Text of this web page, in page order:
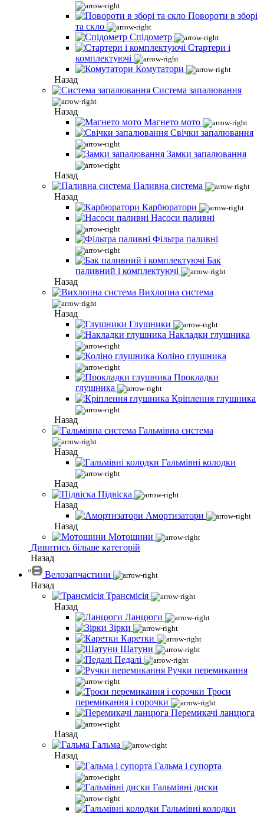
Повороти в зборі
та скло
Спідометр
Стартери і
комплектуючі
Комутатори
Назад
Система запалювання
Назад
Магнето мото
Свічки запалювання
Замки запалювання
Назад
Паливна система
Назад
Карбюратори
Насоси паливні
Фільтра паливні
Бак
паливний і комплектуючі
Назад
Вихлопна система
Назад
Глушники
Накладки глушника
Коліно глушника
Прокладки
глушника
Кріплення глушника
Назад
Гальмівна система
Назад
Гальмівні колодки
Назад
Підвіска
Назад
Амортизатори
Назад
Мотошини
Дивитись більше категорій
Назад
Велозапчастини
Назад
Трансмісія
Назад
Ланцюги
Зірки
Каретки
Шатуни
Педалі
Ручки перемикання
Троси
перемикання і сорочки
Перемикачі ланцюга
Назад
Гальма
Назад
Гальма і супорта
Гальмівні диски
Гальмівні колодки